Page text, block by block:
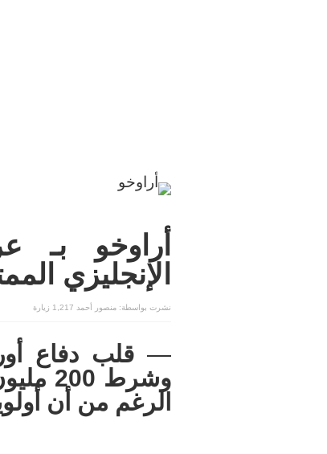
أراوخو بـ
الإنجليزي
نشرت بواسطة:منصور أحمد 1,217 زيارة
—
وشرط
الرغم من أن